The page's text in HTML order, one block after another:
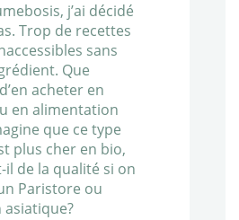
j’ai décidé
Trop de recettes
sans
Que
acheter en
en alimentation
que ce type
plus cher en bio,
il de la qualité si on
Paristore ou